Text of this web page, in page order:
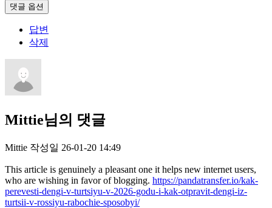
댓글 옵션
답변
삭제
Mittie님의 댓글
Mittie 작성일 26-01-20 14:49
This article is genuinely a pleasant one it helps new internet users,
who are wishing in favor of blogging. https://pandatransfer.io/kak-
perevesti-dengi-v-turtsiyu-v-2026-godu-i-kak-otpravit-dengi-iz-
turtsii-v-rossiyu-rabochie-sposobyi/